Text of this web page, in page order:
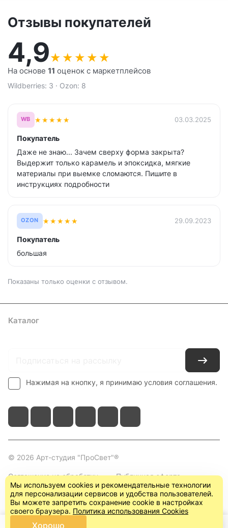
Отзывы покупателей
4,9★ ★ ★ ★ ★
На основе 11 оценок с маркетплейсов
Wildberries: 3 · Ozon: 8
WB ★★★★★ 03.03.2025
Покупатель
Даже не знаю... Зачем сверху форма закрыта?
Выдержит только карамель и эпоксидка, мягкие
материалы при выемке сломаются. Пишите в
инструкциях подробности
OZON ★★★★★ 29.09.2023
Покупатель
большая
Показаны только оценки с отзывом.
Каталог
Нажимая на кнопку, я принимаю условия соглашения.
© 2026 Арт-студия "ПроСвет"®
Соглашение на обработку
персональных данных
Публичная оферта
(пользовательское
соглашение)
Мы используем cookies и рекомендательные технологии
для персонализации сервисов и удобства пользователей.
Вы можете запретить сохранение cookie в настройках
своего браузера. Политика использования Cookies
Хорошо